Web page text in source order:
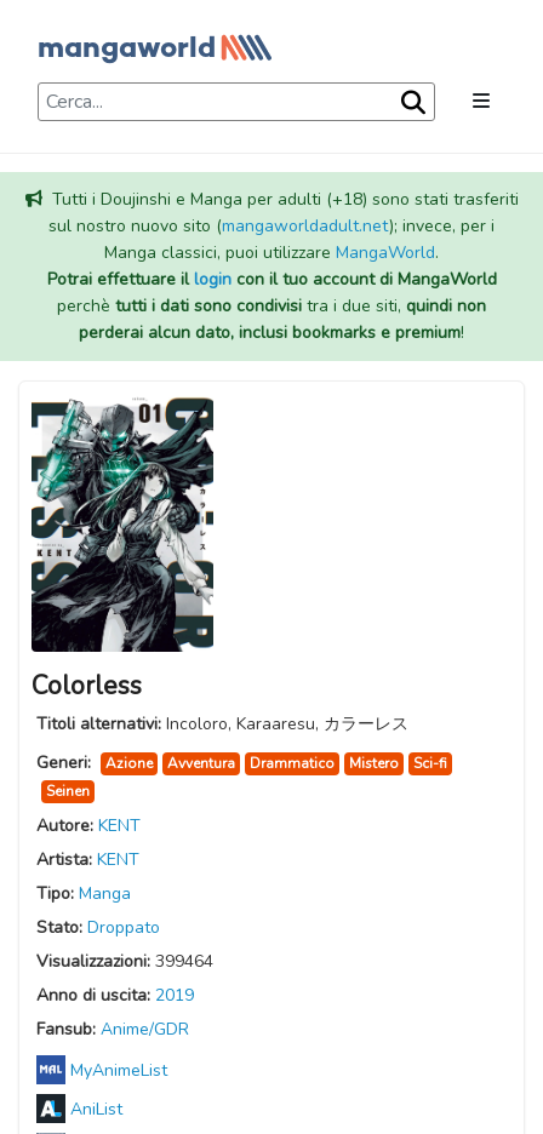
Tutti i Doujinshi e Manga per adulti (+18) sono stati trasferiti
sul nostro nuovo sito (mangaworldadult.net); invece, per i
Manga classici, puoi utilizzare MangaWorld.
Potrai effettuare illogincon il tuo account di MangaWorld
perchè tutti i dati sono condivisi tra i due siti, quindi non
perderai alcun dato, inclusi bookmarks e premium!
Colorless
Titoli alternativi: Incoloro, Karaaresu, カラーレス
Generi:
Azione Avventura Drammatico Mistero
Sci-fi
Seinen
Autore: KENT
Artista: KENT
Tipo: Manga
Stato: Droppato
Visualizzazioni: 399464
Anno di uscita: 2019
Fansub: Anime/GDR
MyAnimeList
AniList